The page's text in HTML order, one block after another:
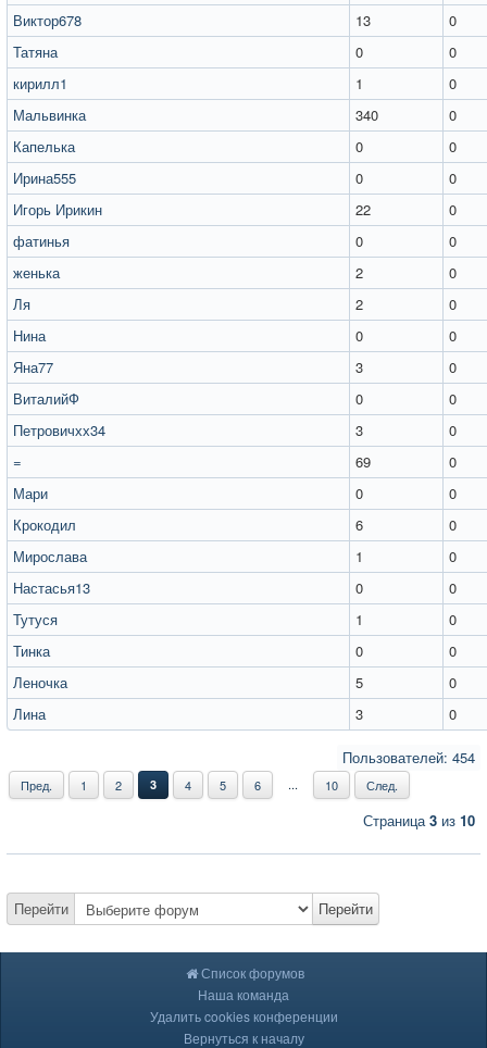
Виктор678
13
0
Татяна
0
0
кирилл1
1
0
Мальвинка
340
0
Капелька
0
0
Ирина555
0
0
Игорь Ирикин
22
0
фатинья
0
0
женька
2
0
Ля
2
0
Нина
0
0
Яна77
3
0
ВиталийФ
0
0
Петровичхх34
3
0
=
69
0
Мари
0
0
Крокодил
6
0
Мирослава
1
0
Настасья13
0
0
Тутуся
1
0
Тинка
0
0
Леночка
5
0
Лина
3 0
Пользователей: 454
Пред. 1 2 3 4 5 6 ... 10 След.
Страница3 из 10
Перейти Перейти
Список форумов
Наша команда
Удалить cookies конференции
Вернуться к началу